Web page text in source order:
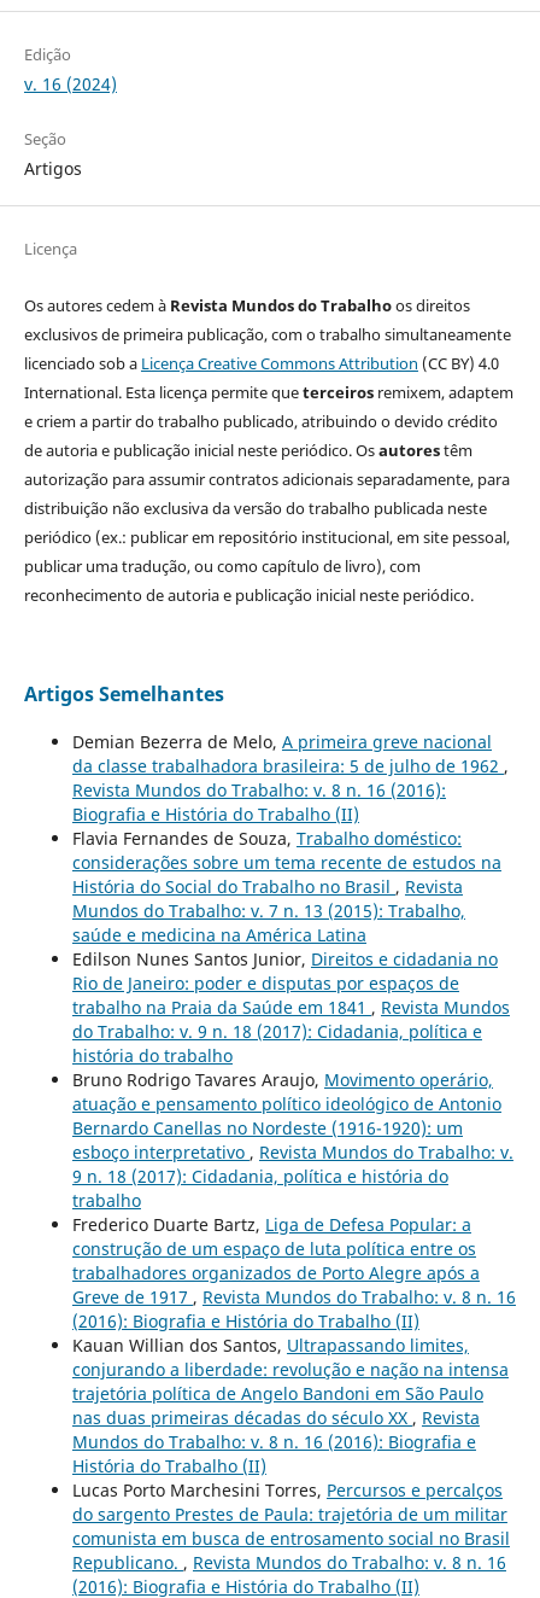
Edição
v. 16 (2024)
Seção
Artigos
Licença
Os autores cedem à Revista Mundos do Trabalhoos direitos
exclusivos de primeira publicação, com o trabalho simultaneamente
licenciado sob a Licença Creative Commons Attribution (CC BY) 4.0
International. Esta licença permite queterceirosremixem, adaptem
e criem a partir do trabalho publicado, atribuindo o devido crédito
de autoria e publicação inicial neste periódico. Osautorestêm
autorização para assumir contratos adicionais separadamente, para
distribuição não exclusiva da versão do trabalho publicada neste
periódico (ex.: publicar em repositório institucional, em site pessoal,
publicar uma tradução, ou como capítulo de livro), com
reconhecimento de autoria e publicação inicial neste periódico.
Artigos Semelhantes
Demian Bezerra de Melo, A primeira greve nacional
da classe trabalhadora brasileira: 5 de julho de 1962 ,
Revista Mundos do Trabalho: v. 8 n. 16 (2016):
Biografia e História do Trabalho (II)
Flavia Fernandes de Souza, Trabalho doméstico:
considerações sobre um tema recente de estudos na
História do Social do Trabalho no Brasil , Revista
Mundos do Trabalho: v. 7 n. 13 (2015): Trabalho,
saúde e medicina na América Latina
Edilson Nunes Santos Junior, Direitos e cidadania no
Rio de Janeiro: poder e disputas por espaços de
trabalho na Praia da Saúde em 1841 , Revista Mundos
do Trabalho: v. 9 n. 18 (2017): Cidadania, política e
história do trabalho
Bruno Rodrigo Tavares Araujo, Movimento operário,
atuação e pensamento político ideológico de Antonio
Bernardo Canellas no Nordeste (1916-1920): um
esboço interpretativo , Revista Mundos do Trabalho: v.
9 n. 18 (2017): Cidadania, política e história do
trabalho
Frederico Duarte Bartz, Liga de Defesa Popular: a
construção de um espaço de luta política entre os
trabalhadores organizados de Porto Alegre após a
Greve de 1917 , Revista Mundos do Trabalho: v. 8 n. 16
(2016): Biografia e História do Trabalho (II)
Kauan Willian dos Santos, Ultrapassando limites,
conjurando a liberdade: revolução e nação na intensa
trajetória política de Angelo Bandoni em São Paulo
nas duas primeiras décadas do século XX , Revista
Mundos do Trabalho: v. 8 n. 16 (2016): Biografia e
História do Trabalho (II)
Lucas Porto Marchesini Torres, Percursos e percalços
do sargento Prestes de Paula: trajetória de um militar
comunista em busca de entrosamento social no Brasil
Republicano. , Revista Mundos do Trabalho: v. 8 n. 16
(2016): Biografia e História do Trabalho (II)